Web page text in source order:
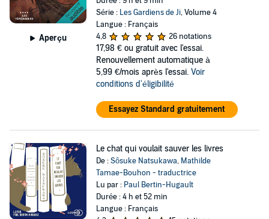
Aperçu
Série : Les Gardiens de Ji, Volume 4
Langue : Français
4,8
26 notations
17,98 € ou gratuit avec l'essai.
Renouvellement automatique à
5,99 €/mois après l'essai. Voir
conditions d'éligibilité
Essayez Standard gratuitement
Le chat qui voulait sauver les livres
De :Sôsuke Natsukawa, Mathilde
Tamae-Bouhon - traductrice
Lu par : Paul Bertin-Hugault
Durée : 4 h et 52 min
Langue : Français